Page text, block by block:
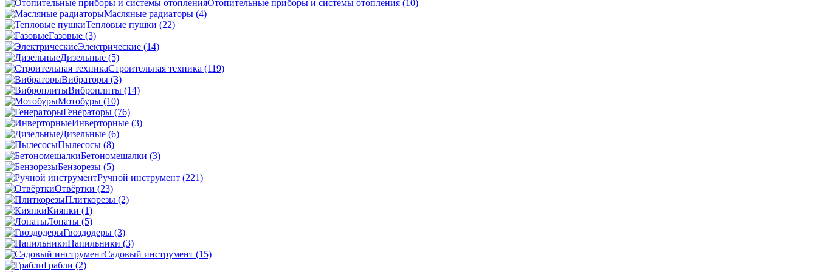
Отопительные приборы и системы отопления (10)
Масляные радиаторы (4)
Тепловые пушки (22)
Газовые (3)
Электрические (14)
Дизельные (5)
Строительная техника (119)
Вибраторы (3)
Виброплиты (14)
Мотобуры (10)
Генераторы (76)
Инверторные (3)
Дизельные (6)
Пылесосы (8)
Бетономешалки (3)
Бензорезы (5)
Ручной инструмент (221)
Отвёртки (23)
Плиткорезы (2)
Киянки (1)
Лопаты (5)
Гвоздодеры (3)
Напильники (3)
Садовый инструмент (15)
Грабли (2)